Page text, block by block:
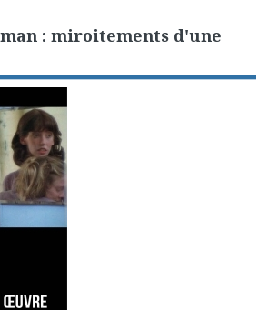
: miroitements d'une